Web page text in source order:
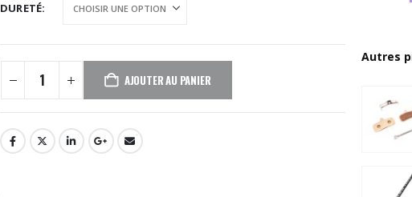
DURETÉ
AJOUTER AU PANIER
Autres